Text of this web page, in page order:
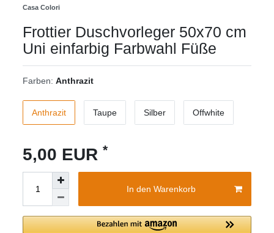
Casa Colori
Frottier Duschvorleger 50x70 cm
Uni einfarbig Farbwahl Füße
Farben: Anthrazit
Anthrazit Taupe Silber Offwhite
5,00 EUR*
In den Warenkorb